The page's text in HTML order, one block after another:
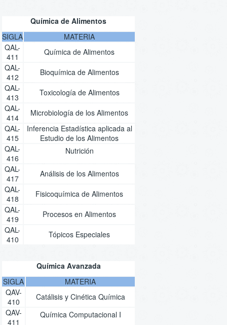
Química de Alimentos
SIGLA
MATERIA
QAL-
411
Química de Alimentos
QAL-
412
Bioquímica de Alimentos
QAL-
413
Toxicología de Alimentos
QAL-
414
Microbiología de los Alimentos
QAL-
415
Inferencia Estadística aplicada al
Estudio de los Alimentos
QAL-
416
Nutrición
QAL-
417
Análisis de los Alimentos
QAL-
418
Fisicoquímica de Alimentos
QAL-
419
Procesos en Alimentos
QAL-
410
Tópicos Especiales
Química Avanzada
SIGLA
MATERIA
QAV-
410
Catálisis y Cinética Química
QAV-
411
Química Computacional I